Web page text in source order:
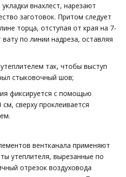
внахлест, нарезают
заготовок. Притом следует
торца, отступая от края на 7-
по линии надреза, оставляя
так, чтобы выступ
стыковочный шов;
фиксируется с помощью
сверху проклеивается
вентканала применяют
утеплителя, вырезанные по
отрезок воздуховода